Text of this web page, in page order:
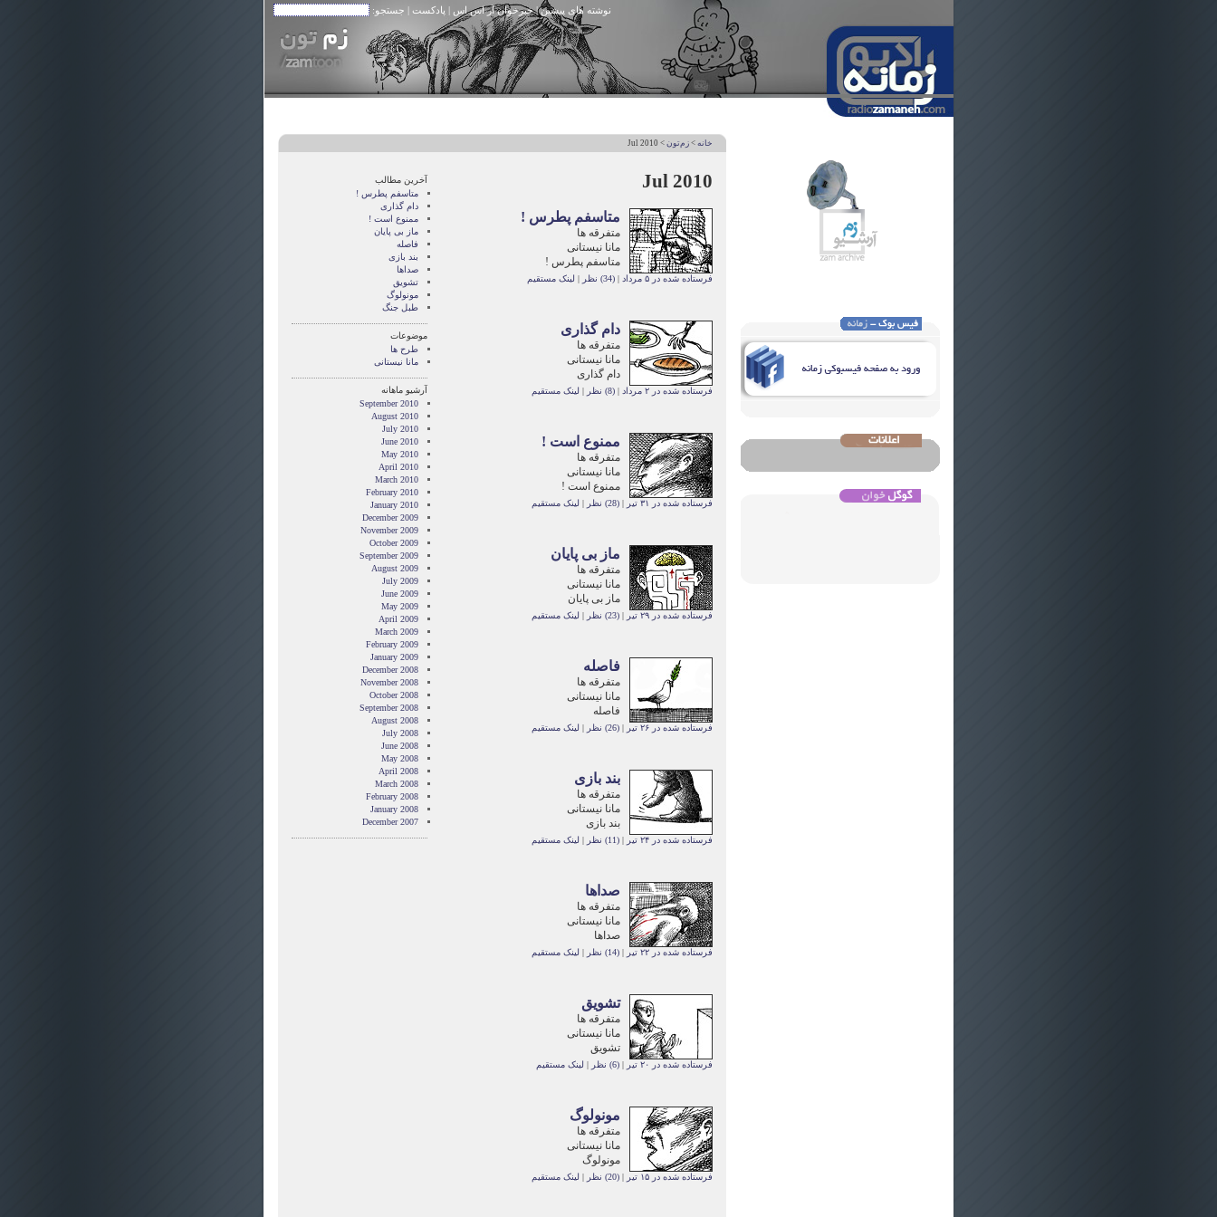
نوشته های پیشین|خبرخوان آر اس اس | پادکست | جستجو:
خانه >زم‌تون > Jul 2010
Jul 2010
متاسفم پطرس !
متفرقه ها
مانا نیستانی
متاسفم پطرس !
فرستاده شده در ۵ مرداد |(34) نظر | لینک مستقیم
دام گذاری
متفرقه ها
مانا نیستانی
دام گذاری
فرستاده شده در ۲ مرداد |(8) نظر | لینک مستقیم
ممنوع است !
متفرقه ها
مانا نیستانی
ممنوع است !
فرستاده شده در ۳۱ تیر |(28) نظر | لینک مستقیم
ماز بی پایان
متفرقه ها
مانا نیستانی
ماز بی پایان
فرستاده شده در ۲۹ تیر |(23) نظر | لینک مستقیم
فاصله
متفرقه ها
مانا نیستانی
فاصله
فرستاده شده در ۲۶ تیر |(26) نظر | لینک مستقیم
بند بازی
متفرقه ها
مانا نیستانی
بند بازی
فرستاده شده در ۲۴ تیر |(11) نظر | لینک مستقیم
صداها
متفرقه ها
مانا نیستانی
صداها
فرستاده شده در ۲۲ تیر |(14) نظر | لینک مستقیم
تشویق
متفرقه ها
مانا نیستانی
تشویق
فرستاده شده در ۲۰ تیر |(6) نظر | لینک مستقیم
مونولوگ
متفرقه ها
مانا نیستانی
مونولوگ
فرستاده شده در ۱۵ تیر |(20) نظر | لینک مستقیم
آخرین مطالب
متاسفم پطرس !
دام گذاری
ممنوع است !
ماز بی پایان
فاصله
بند بازی
صداها
تشویق
مونولوگ
طبل جنگ
موضوعات
طرح ها
مانا نیستانی
آرشیو ماهانه
September 2010
August 2010
July 2010
June 2010
May 2010
April 2010
March 2010
February 2010
January 2010
December 2009
November 2009
October 2009
September 2009
August 2009
July 2009
June 2009
May 2009
April 2009
March 2009
February 2009
January 2009
December 2008
November 2008
October 2008
September 2008
August 2008
July 2008
June 2008
May 2008
April 2008
March 2008
February 2008
January 2008
December 2007